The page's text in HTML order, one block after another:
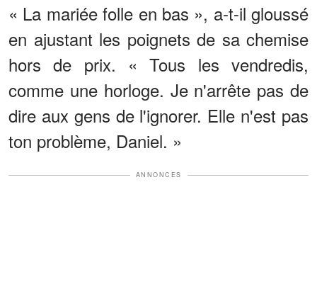
« La mariée folle en bas », a-t-il gloussé
en ajustant les poignets de sa chemise
hors de prix. « Tous les vendredis,
comme une horloge. Je n'arrête pas de
dire aux gens de l'ignorer. Elle n'est pas
ton problème, Daniel. »
ANNONCES